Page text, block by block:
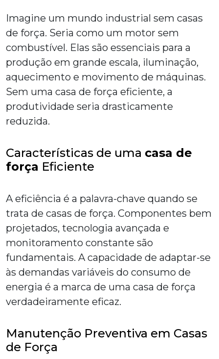
Imagine um mundo industrial sem casas
de força. Seria como um motor sem
combustível. Elas são essenciais para a
produção em grande escala, iluminação,
aquecimento e movimento de máquinas.
Sem uma casa de força eficiente, a
produtividade seria drasticamente
reduzida.
Características de uma casa de
força Eficiente
A eficiência é a palavra-chave quando se
trata de casas de força. Componentes bem
projetados, tecnologia avançada e
monitoramento constante são
fundamentais. A capacidade de adaptar-se
às demandas variáveis ​​do consumo de
energia é a marca de uma casa de força
verdadeiramente eficaz.
Manutenção Preventiva em Casas
de Força